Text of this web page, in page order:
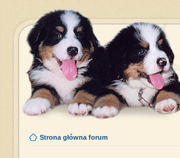
Strona główna forum